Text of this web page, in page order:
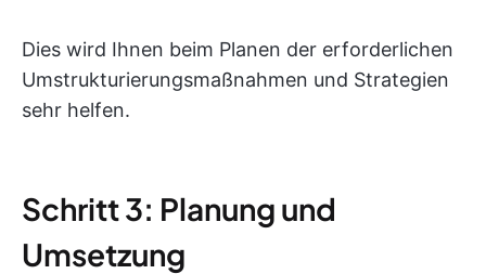
Dies wird Ihnen beim Planen der erforderlichen
Umstrukturierungsmaßnahmen und Strategien
sehr helfen.
Schritt 3: Planung und
Umsetzung